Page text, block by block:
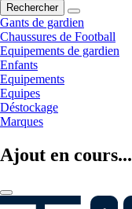
Rechercher
Gants de gardien
Chaussures de Football
Equipements de gardien
Enfants
Equipements
Equipes
Déstockage
Marques
Ajout en cours...